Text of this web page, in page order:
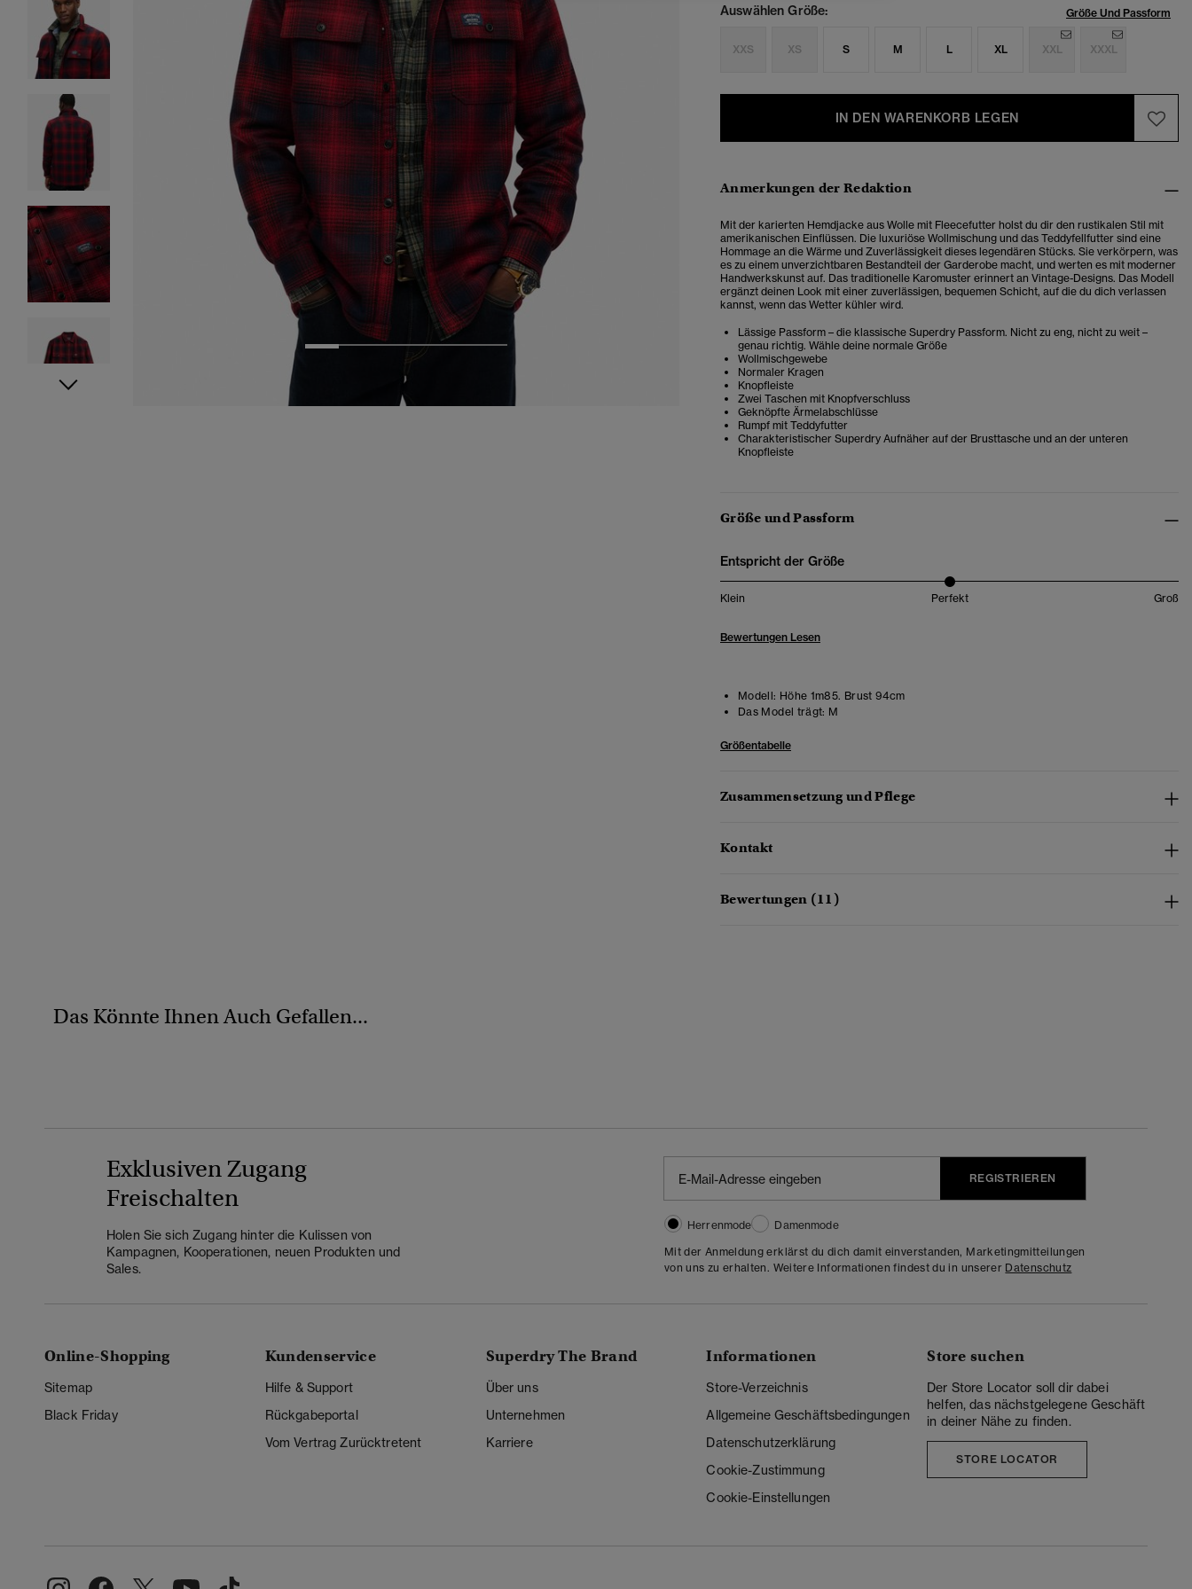
Auswählen Größe: Größe Und Passform
XXS XS S M L XL XXL XXXL
IN DEN WARENKORB LEGEN
Anmerkungen der Redaktion
Mit der karierten Hemdjacke aus Wolle mit Fleecefutter holst du dir den rustikalen Stil mit
amerikanischen Einflüssen. Die luxuriöse Wollmischung und das Teddyfellfutter sind eine
Hommage an die Wärme und Zuverlässigkeit dieses legendären Stücks. Sie verkörpern, was
es zu einem unverzichtbaren Bestandteil der Garderobe macht, und werten es mit moderner
Handwerkskunst auf. Das traditionelle Karomuster erinnert an Vintage-Designs. Das Modell
ergänzt deinen Look mit einer zuverlässigen, bequemen Schicht, auf die du dich verlassen
kannst, wenn das Wetter kühler wird.
Lässige Passform – die klassische Superdry Passform. Nicht zu eng, nicht zu weit –
genau richtig. Wähle deine normale Größe
Wollmischgewebe
Normaler Kragen
Knopfleiste
Zwei Taschen mit Knopfverschluss
Geknöpfte Ärmelabschlüsse
Rumpf mit Teddyfutter
Charakteristischer Superdry Aufnäher auf der Brusttasche und an der unteren
Knopfleiste
Größe und Passform
Entspricht der Größe
Klein Perfekt Groß
Bewertungen Lesen
Modell: Höhe 1m85. Brust 94cm
Das Model trägt: M
Größentabelle
Zusammensetzung und Pflege
Kontakt
Bewertungen (11)
Das Könnte Ihnen Auch Gefallen...
Exklusiven Zugang
Freischalten
Holen Sie sich Zugang hinter die Kulissen von
Kampagnen, Kooperationen, neuen Produkten und
Sales.
REGISTRIEREN
Herrenmode
Damenmode
Mit der Anmeldung erklärst du dich damit einverstanden, Marketingmitteilungen
von uns zu erhalten. Weitere Informationen findest du in unserer Datenschutz
Online-Shopping
Sitemap
Black Friday
Kundenservice
Hilfe & Support
Rückgabeportal
Vom Vertrag Zurücktretent
Superdry The Brand
Über uns
Unternehmen
Karriere
Informationen
Store-Verzeichnis
Allgemeine Geschäftsbedingungen
Datenschutzerklärung
Cookie-Zustimmung
Cookie-Einstellungen
Store suchen
Der Store Locator soll dir dabei
helfen, das nächstgelegene Geschäft
in deiner Nähe zu finden.
STORE LOCATOR